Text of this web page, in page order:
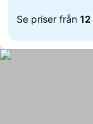
Se priser från